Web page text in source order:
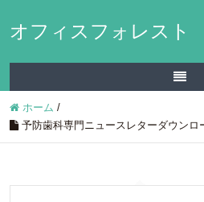
オフィスフォレスト
ホーム /
予防歯科専門ニュースレターダウンロ